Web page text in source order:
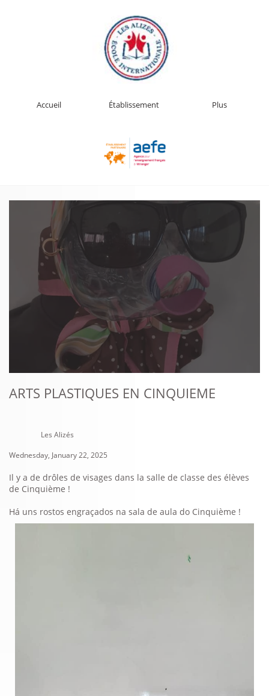
Accueil Établissement Plus
ARTS PLASTIQUES EN CINQUIEME
Les Alizés
Wednesday, January 22, 2025
Il y a de drôles de visages dans la salle de classe des élèves
de Cinquième !
Há uns rostos engraçados na sala de aula do Cinquième !